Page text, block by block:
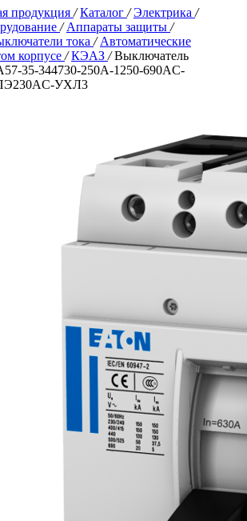
продукция / Каталог / Электрика /
/ Аппараты защиты /
тока / Автоматические
корпусе / КЭАЗ / Выключатель
35-344730-250А-1250-690AC-
УХЛ3